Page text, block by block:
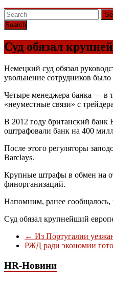
Суд обязал
Немецкий суд обязал
увольнение сотрудников
Четыре менеджера банка — в
«неуместные связи» с
В 2012 году британский банк
оштрафовали банк на 400
После этого регуляторы
Barclays.
Крупные штрафы в обмен на
финорганизаций.
Напомним, ранее сообщалось,
Суд обязал крупнейший
← Из Португалии
РЖД ради экономии
HR-Новини